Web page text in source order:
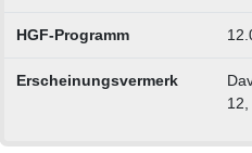
HGF-Programm
Erscheinungsvermerk
12,